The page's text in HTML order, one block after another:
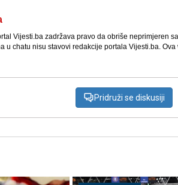
Vijesti.ba zadržava pravo da obriše neprimjeren
u chatu nisu stavovi redakcije portala Vijesti.ba.
Pridruži se diskusiji